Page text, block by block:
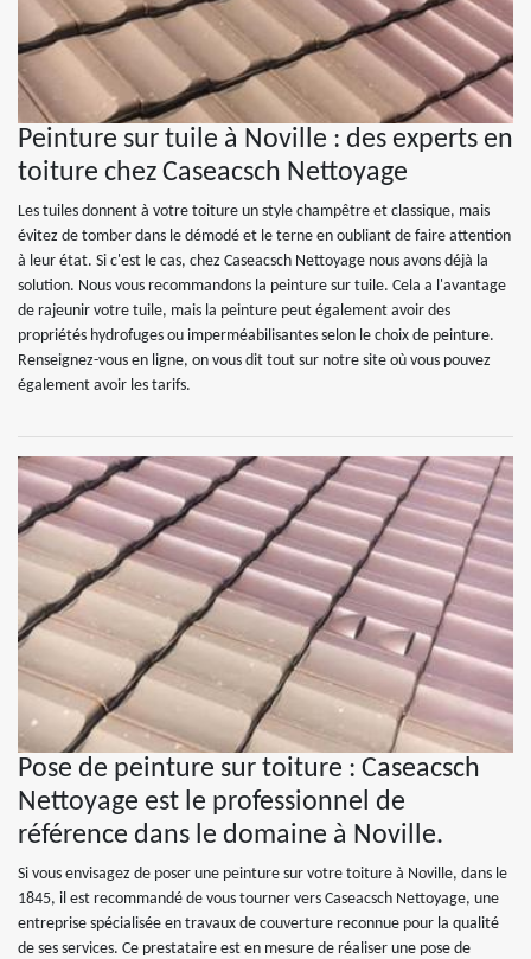
Peinture sur tuile à Noville : des experts en
toiture chez Caseacsch Nettoyage
Les tuiles donnent à votre toiture un style champêtre et classique, mais
évitez de tomber dans le démodé et le terne en oubliant de faire attention
à leur état. Si c'est le cas, chez Caseacsch Nettoyage nous avons déjà la
solution. Nous vous recommandons la peinture sur tuile. Cela a l'avantage
de rajeunir votre tuile, mais la peinture peut également avoir des
propriétés hydrofuges ou imperméabilisantes selon le choix de peinture.
Renseignez-vous en ligne, on vous dit tout sur notre site où vous pouvez
également avoir les tarifs.
Pose de peinture sur toiture : Caseacsch
Nettoyage est le professionnel de
référence dans le domaine à Noville.
Si vous envisagez de poser une peinture sur votre toiture à Noville, dans le
1845, il est recommandé de vous tourner vers Caseacsch Nettoyage, une
entreprise spécialisée en travaux de couverture reconnue pour la qualité
de ses services. Ce prestataire est en mesure de réaliser une pose de